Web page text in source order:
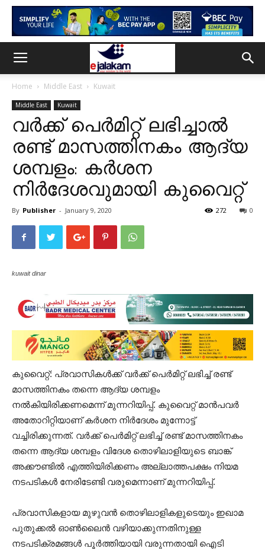
Home Middle East Kuwait
Middle East Kuwait
വര്‍ക്ക് പെര്‍മിറ്റ് ലഭിച്ചാല്‍‌
രണ്ട് മാസത്തിനകം ആദ്യ
ശമ്പളം: കര്‍ശന
നിര്‍ദേശവുമായി കുവൈറ്റ്
By Publisher - January 9, 2020 0
272
kuwait dinar
കുവൈറ്റ്: പ്രവാസികൾക്ക് വർക്ക് പെർമിറ്റ് ലഭിച്ച് രണ്ട്
മാസത്തിനകം തന്നെ ആദ്യ ശമ്പളം
നൽകിയിരിക്കണമെന്ന് മുന്നറിയിപ്പ്. കുവൈറ്റ് മാന്‍പവർ
അതോറിറ്റിയാണ് കർശന നിർദേശം മുന്നോട്ട്
വച്ചിരിക്കുന്നത്. വർക്ക് പെർമിറ്റ് ലഭിച്ച് രണ്ട് മാസത്തിനകം
തന്നെ ആദ്യ ശമ്പളം വിദേശ തൊഴിലാളിയുടെ ബാങ്ക്
അക്കൗണ്ടിൽ എത്തിയിരിക്കണം അല്ലാത്തപക്ഷം നിയമ
നടപടികൾ നേരിടേണ്ടി വരുമെന്നാണ് മുന്നറിയിപ്പ്.
‌പ്രവാസികളായ മുഴുവൻ തൊഴിലാളികളുടെയും ഇഖാമ
പുതുക്കൽ ഓൺലൈന്‍ വഴിയാക്കുന്നതിനുള്ള
നടപടിക്രമങ്ങൾ പൂർത്തിയായി വരുന്നതായി ഐടി